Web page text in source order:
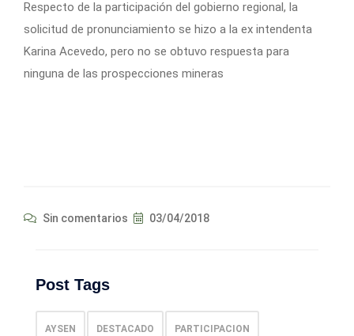
Respecto de la participación del gobierno regional, la
solicitud de pronunciamiento se hizo a la ex intendenta
Karina Acevedo, pero no se obtuvo respuesta para
ninguna de las prospecciones mineras
Sin comentarios 03/04/2018
Post Tags
AYSEN DESTACADO PARTICIPACION